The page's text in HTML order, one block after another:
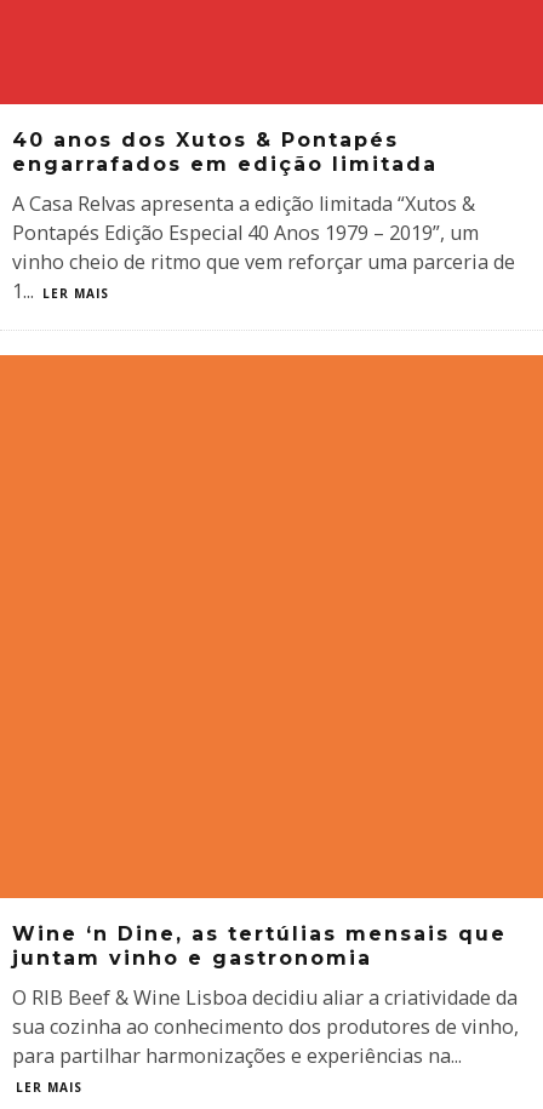
40 anos dos Xutos & Pontapés
engarrafados em edição limitada
A Casa Relvas apresenta a edição limitada “Xutos &
Pontapés Edição Especial 40 Anos 1979 – 2019”, um
vinho cheio de ritmo que vem reforçar uma parceria de
1... LER MAIS
Wine ‘n Dine, as tertúlias mensais que
juntam vinho e gastronomia
O RIB Beef & Wine Lisboa decidiu aliar a criatividade da
sua cozinha ao conhecimento dos produtores de vinho,
para partilhar harmonizações e experiências na...
LER MAIS